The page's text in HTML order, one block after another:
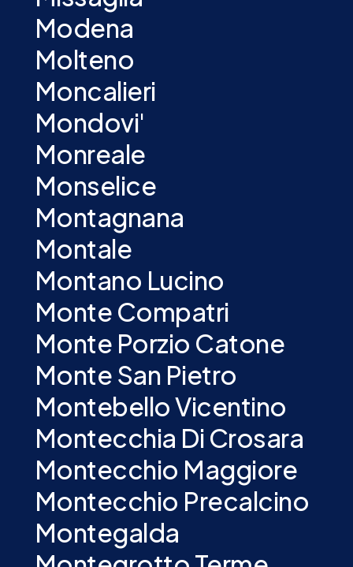
Modena
Molteno
Moncalieri
Mondovi'
Monreale
Monselice
Montagnana
Montale
Montano Lucino
Monte Compatri
Monte Porzio Catone
Monte San Pietro
Montebello Vicentino
Montecchia Di Crosara
Montecchio Maggiore
Montecchio Precalcino
Montegalda